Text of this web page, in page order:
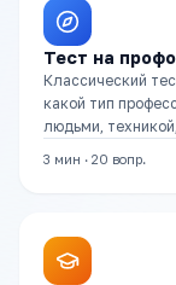
Тест на
Классический
какой тип
людьми,
3 мин · 20 вопр.